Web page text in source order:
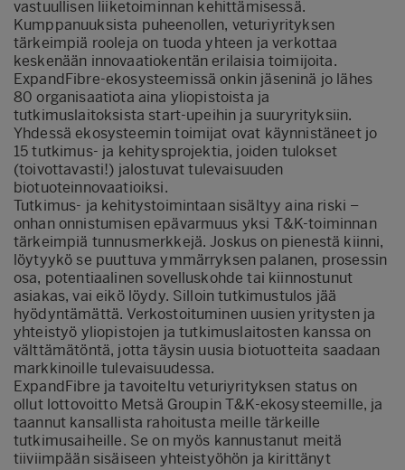
vastuullisen liiketoiminnan kehittämisessä.
Kumppanuuksista puheenollen, veturiyrityksen
tärkeimpiä rooleja on tuoda yhteen ja verkottaa
keskenään innovaatiokentän erilaisia toimijoita.
ExpandFibre-ekosysteemissä onkin jäseninä jo lähes
80 organisaatiota aina yliopistoista ja
tutkimuslaitoksista start-upeihin ja suuryrityksiin.
Yhdessä ekosysteemin toimijat ovat käynnistäneet jo
15 tutkimus- ja kehitysprojektia, joiden tulokset
(toivottavasti!) jalostuvat tulevaisuuden
biotuoteinnovaatioiksi.
Tutkimus- ja kehitystoimintaan sisältyy aina riski –
onhan onnistumisen epävarmuus yksi T&K-toiminnan
tärkeimpiä tunnusmerkkejä. Joskus on pienestä kiinni,
löytyykö se puuttuva ymmärryksen palanen, prosessin
osa, potentiaalinen sovelluskohde tai kiinnostunut
asiakas, vai eikö löydy. Silloin tutkimustulos jää
hyödyntämättä. Verkostoituminen uusien yritysten ja
yhteistyö yliopistojen ja tutkimuslaitosten kanssa on
välttämätöntä, jotta täysin uusia biotuotteita saadaan
markkinoille tulevaisuudessa.
ExpandFibre ja tavoiteltu veturiyrityksen status on
ollut lottovoitto Metsä Groupin T&K-ekosysteemille, ja
taannut kansallista rahoitusta meille tärkeille
tutkimusaiheille. Se on myös kannustanut meitä
tiiviimpään sisäiseen yhteistyöhön ja kirittänyt